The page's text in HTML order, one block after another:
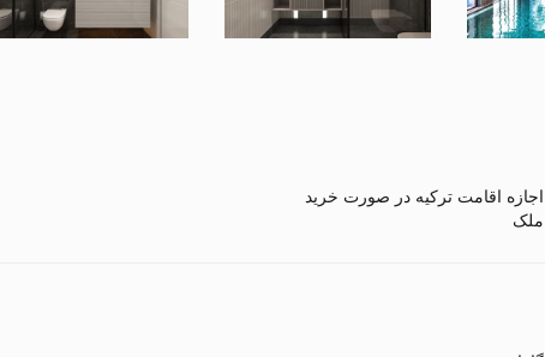
اجازه اقامت ترکیه در صورت خرید
ملک